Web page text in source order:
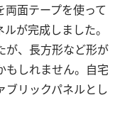
面テープを使って
が完成しました。
が、長方形など形が
もしれません。自宅
ブリックパネルとし